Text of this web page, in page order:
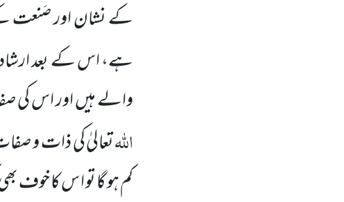
کے نشان اور صَنعت
ہے، اس کے بعد ارشاد
والے ہیں اور اس کی
اللہتعالیٰ کی ذات و صفات
کم ہو گا تو ا س کا خوف